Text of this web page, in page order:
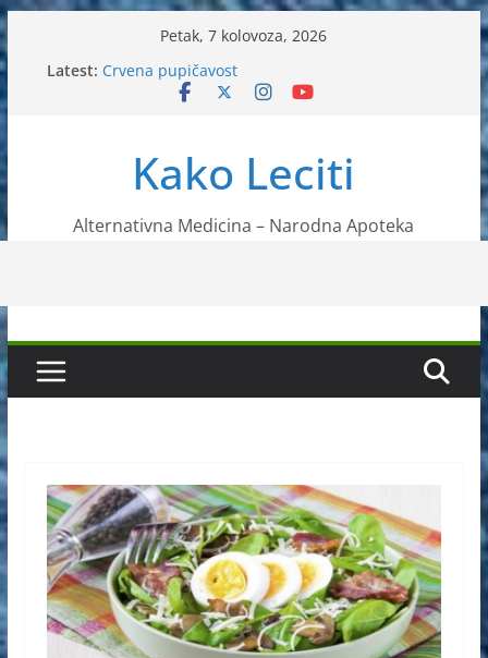
to
Petak, 7 kolovoza, 2026
Latest: Crvena pupičavost
Čir na želucu – Liječenje prirodnim metodama
Liječenje bubrežnog kamenca uz pomoć čaja
Kako Leciti
Alternativna Medicina – Narodna Apoteka